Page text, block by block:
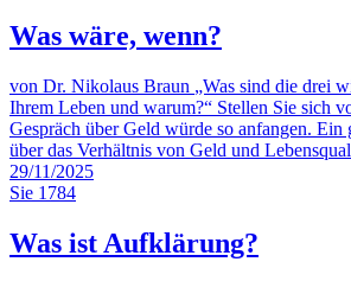
Was wäre, wenn?
von Dr. Nikolaus Braun „Was sind die drei
Ihrem Leben und warum?“ Stellen Sie sich
Gespräch über Geld würde so anfangen. Ein
über das Verhältnis von Geld und
29/11/2025
Sie 1784
Was ist Aufklärung?